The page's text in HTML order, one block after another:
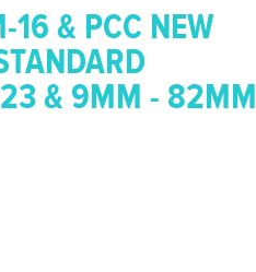
16 & PCC NEW
& 9MM - 82MM